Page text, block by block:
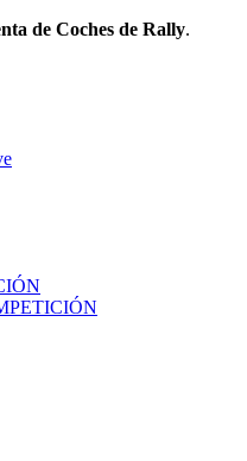
de Coches de Rally.